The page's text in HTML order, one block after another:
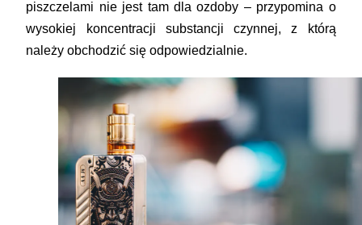
piszczelami nie jest tam dla ozdoby – przypomina o
wysokiej koncentracji substancji czynnej, z którą
należy obchodzić się odpowiedzialnie.